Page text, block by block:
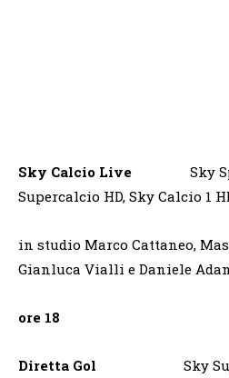
Sky Calcio Live Sky
Supercalcio HD, Sky Calcio 1
in studio Marco Cattaneo,
Gianluca Vialli e Daniele
ore 18
Diretta Gol Sky